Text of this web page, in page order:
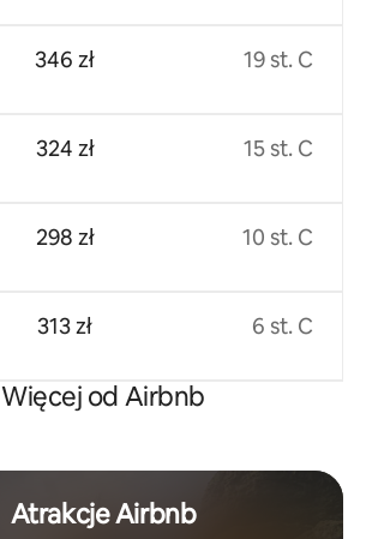
346 zł
324 zł
298 zł
313 zł
19 st. C
15 st. C
10 st. C
6 st. C
Więcej od Airbnb
Atrakcje Airbnb